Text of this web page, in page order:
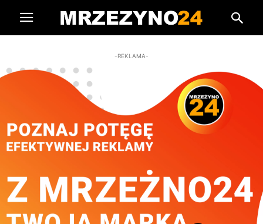
-REKLAMA-